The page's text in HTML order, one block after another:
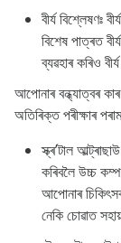
বীৰ্য বিশ্লেষণঃ
বিশেষ পাত্ৰত
ব্যৱহাৰ কৰিও
আপোনাৰ বন্ধ্যাত্বৰ
অতিৰিক্ত পৰীক্ষাৰ
স্ক্ৰ’টাল
কৰিবলৈ উচ্চ
আপোনাৰ
নেকি চোৱাত